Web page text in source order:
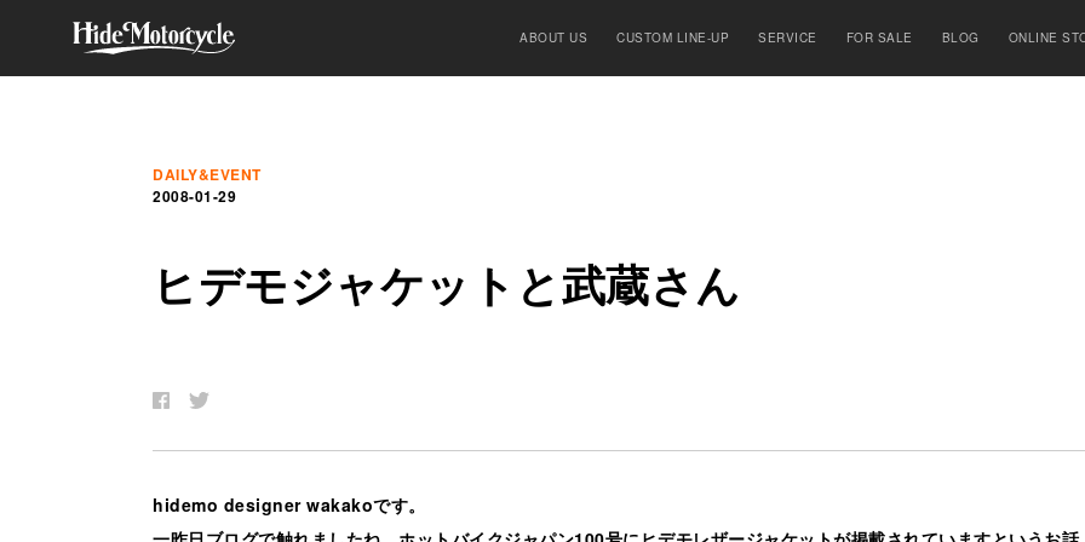
ABOUT US CUSTOM LINE-UP SERVICE FOR SALE BLOG ONLINE
DAILY&EVENT
2008-01-29
ヒデモジャケッ ト と武蔵さん
hidemo designer wakakoです。